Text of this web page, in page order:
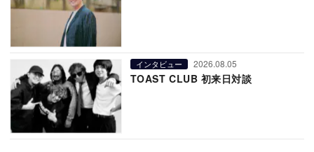
インタビュー 2026.08.05
TOAST CLUB 初来日対談